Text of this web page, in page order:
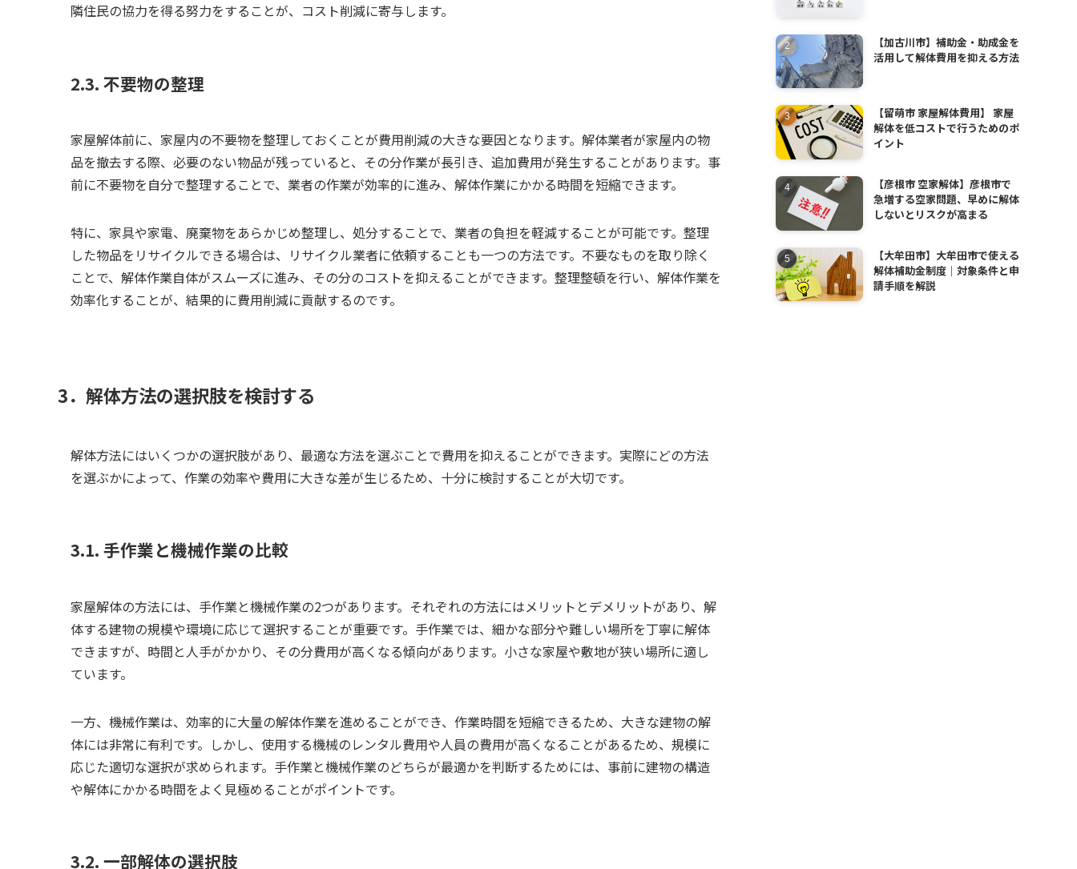
隣住民の協力を得る努力をすることが、コスト削減に寄与します。
2.3. 不要物の整理
家屋解体前に、家屋内の不要物を整理しておくことが費用削減の大きな要因となります。解体業者が家屋内の物
品を撤去する際、必要のない物品が残っていると、その分作業が長引き、追加費用が発生することがあります。事
前に不要物を自分で整理することで、業者の作業が効率的に進み、解体作業にかかる時間を短縮できます。
特に、家具や家電、廃棄物をあらかじめ整理し、処分することで、業者の負担を軽減することが可能です。整理
した物品をリサイクルできる場合は、リサイクル業者に依頼することも一つの方法です。不要なものを取り除く
ことで、解体作業自体がスムーズに進み、その分のコストを抑えることができます。整理整頓を行い、解体作業を
効率化することが、結果的に費用削減に貢献するのです。
3．解体方法の選択肢を検討する
解体方法にはいくつかの選択肢があり、最適な方法を選ぶことで費用を抑えることができます。実際にどの方法
を選ぶかによって、作業の効率や費用に大きな差が生じるため、十分に検討することが大切です。
3.1. 手作業と機械作業の比較
家屋解体の方法には、手作業と機械作業の2つがあります。それぞれの方法にはメリットとデメリットがあり、解
体する建物の規模や環境に応じて選択することが重要です。手作業では、細かな部分や難しい場所を丁寧に解体
できますが、時間と人手がかかり、その分費用が高くなる傾向があります。小さな家屋や敷地が狭い場所に適し
ています。
一方、機械作業は、効率的に大量の解体作業を進めることができ、作業時間を短縮できるため、大きな建物の解
体には非常に有利です。しかし、使用する機械のレンタル費用や人員の費用が高くなることがあるため、規模に
応じた適切な選択が求められます。手作業と機械作業のどちらが最適かを判断するためには、事前に建物の構造
や解体にかかる時間をよく見極めることがポイントです。
3.2. 一部解体の選択肢
【加古川市】補助金・助成金を
活用して解体費用を抑える方法
【留萌市 家屋解体費用】 家屋
解体を低コストで行うためのポ
イント
【彦根市 空家解体】彦根市で
急増する空家問題、早めに解体
しないとリスクが高まる
【大牟田市】大牟田市で使える
解体補助金制度｜対象条件と申
請手順を解説